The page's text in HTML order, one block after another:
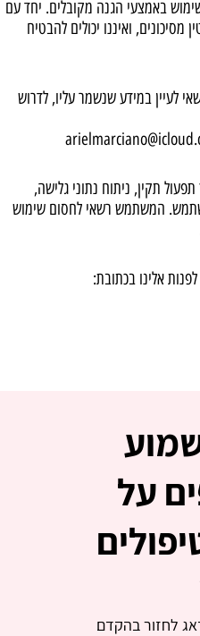
באמצעי הגנה מקובלים. יחד עם
ואיננו יכולים להבטיח
לעיין במידע שנשמר עליו, לדרוש
תקין, ניתוח נתוני גלישה,
המשתמש רשאי לחסום שימוש
אלינו בכתובת:
על
לחזור בהקדם